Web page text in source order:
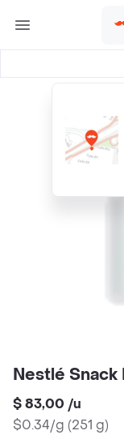
Nestlé
$ 83,00 /u
$0.34/g (251 g)